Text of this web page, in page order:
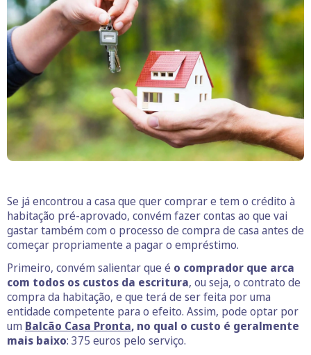
Se já encontrou a casa que quer comprar e tem o crédito à
habitação pré-aprovado, convém fazer contas ao que vai
gastar também com o processo de compra de casa antes de
começar propriamente a pagar o empréstimo.
Primeiro, convém salientar que é o comprador que arca
com todos os custos da escritura, ou seja, o contrato de
compra da habitação, e que terá de ser feita por uma
entidade competente para o efeito. Assim, pode optar por
um Balcão Casa Pronta, no qual o custo é geralmente
mais baixo: 375 euros pelo serviço.